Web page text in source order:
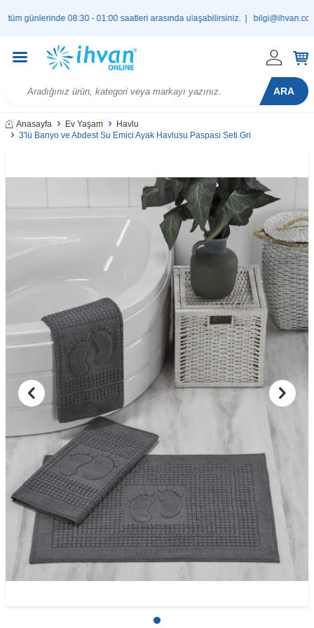
günlerinde 08:30 - 01:00 saatleri arasında ulaşabilirsiniz. |bilgi@ihvan.com.tr
ARA
Anasayfa Ev Yaşam
Havlu
3'lü Banyo ve Abdest Su Emici Ayak Havlusu Paspası Seti Gri